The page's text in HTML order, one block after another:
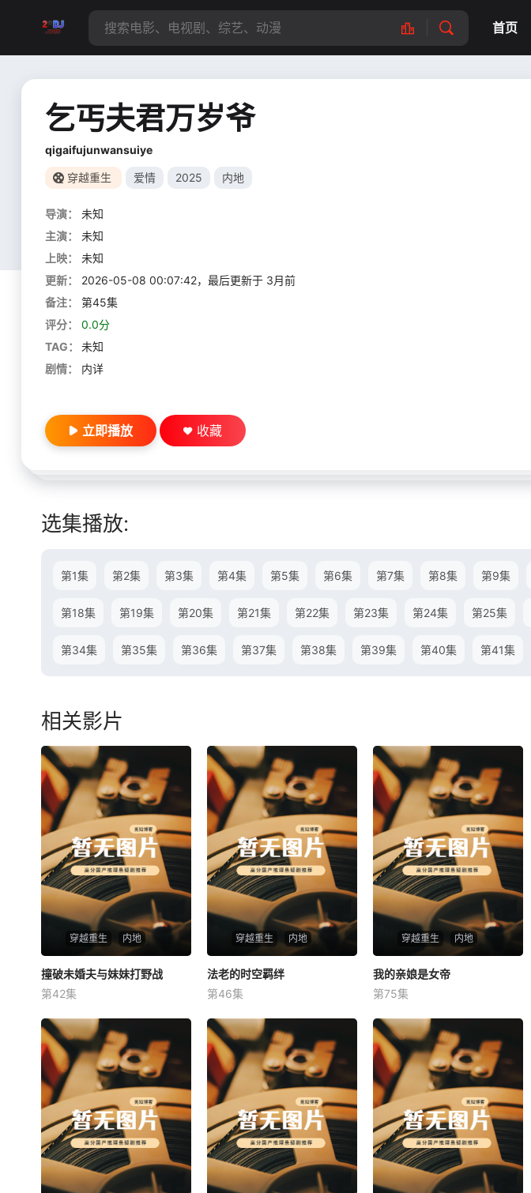
首页
乞丐夫君万岁爷
qigaifujunwansuiye
穿越重生 爱情 2025 内地
导演：
未知
主演：
未知
上映：
未知
更新：
2026-05-08 00:07:42，最后更新于 3月前
备注：
第45集
评分：
0.0分
TAG：
未知
剧情：
内详
立即播放 收藏
选集播放:
第1集 第2集 第3集 第4集 第5集 第6集 第7集 第8集 第9集
第18集 第19集 第20集 第21集 第22集 第23集 第24集 第25集
第34集 第35集 第36集 第37集 第38集 第39集 第40集 第41集
相关影片
穿越重生 内地
未知
撞破未婚夫与妹妹打野战
第42集
穿越重生 内地
法老的时空羁绊
未知
法老的时空羁绊
第46集
穿越重生 内地
我的亲娘是女帝
未知
我的亲娘是女帝
第75集